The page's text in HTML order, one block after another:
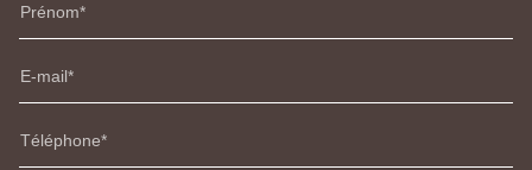
Prénom
E-mail
Téléphone